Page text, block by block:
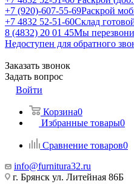
+7 (920)-607-55-69Раскрой
+7 4832 52-51-60Склад
8 (4832) 20 01 45Мы
Недоступен для обратного
Заказать звонок
Задать вопрос
Войти
Корзина0
Избранные товары0
Сравнение товаров0
info@furnitura32.ru
г. Брянск ул. Литейная 86Б